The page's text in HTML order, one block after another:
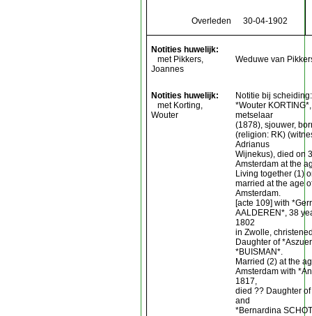
Overleden 30-04-1902
Notities huwelijk:
met Pikkers,
Joannes
Weduwe van
Notities huwelijk:
met Korting,
Wouter
Notitie bij scheiding:
*Wouter
metselaar
(1878), sjouwer,
(religion: RK)
Adrianus
Wijnekus), died on
Amsterdam at the
Living together (1)
married at the age
Amsterdam.
[acte 109] with
AALDEREN*, 38
1802
in Zwolle,
Daughter of
*BUISMAN*.
Married (2) at the
Amsterdam with
1817,
died ?? Daughter
and
*Bernardina